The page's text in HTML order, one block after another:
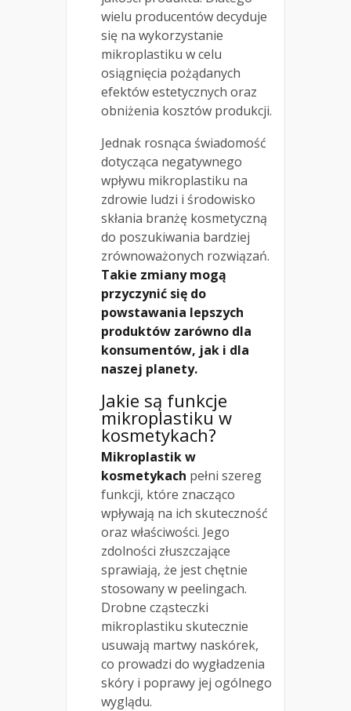
wielu producentów decyduje
się na wykorzystanie
mikroplastiku w celu
osiągnięcia pożądanych
efektów estetycznych oraz
obniżenia kosztów produkcji.
Jednak rosnąca świadomość
dotycząca negatywnego
wpływu mikroplastiku na
zdrowie ludzi i środowisko
skłania branżę kosmetyczną
do poszukiwania bardziej
zrównoważonych rozwiązań.
Takie zmiany mogą
przyczynić się do
powstawania lepszych
produktów zarówno dla
konsumentów, jak i dla
naszej planety.
Jakie są funkcje
mikroplastiku w
kosmetykach?
Mikroplastik w
kosmetykach pełni szereg
funkcji, które znacząco
wpływają na ich skuteczność
oraz właściwości. Jego
zdolności złuszczające
sprawiają, że jest chętnie
stosowany w peelingach.
Drobne cząsteczki
mikroplastiku skutecznie
usuwają martwy naskórek,
co prowadzi do wygładzenia
skóry i poprawy jej ogólnego
wyglądu.